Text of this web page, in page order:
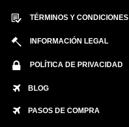
TÉRMINOS Y CONDICIONES
INFORMACIÓN LEGAL
POLÍTICA DE PRIVACIDAD
BLOG
PASOS DE COMPRA